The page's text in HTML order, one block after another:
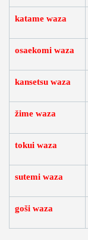
katame waza
osaekomi waza
kansetsu waza
žime waza
tokui waza
sutemi waza
goši waza